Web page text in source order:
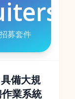
募套件
備大規
業系統